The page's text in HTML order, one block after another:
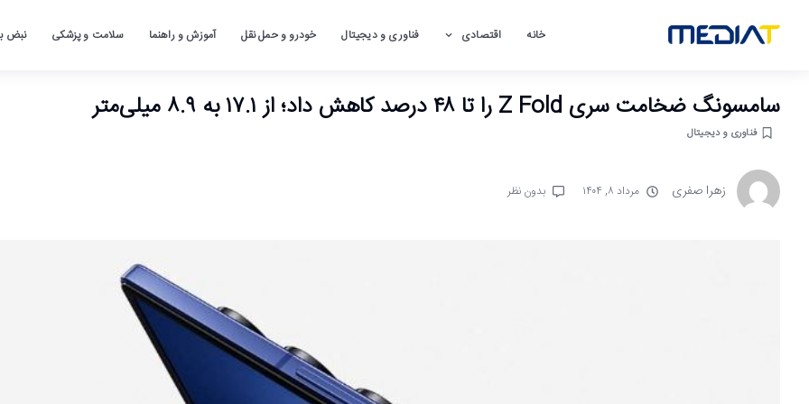
خانه اقتصادی فناوری و دیجیتال خودرو و حمل نقل آموزش و راهنما سلامت و پزشکی نبض
سامسونگ ضخامت سری Z Fold را تا ۴۸ درصد کاهش داد؛ از ۱۷.۱ به ۸.۹ میلی‌متر
فناوری و دیجیتال
زهرا صفری مرداد ۸, ۱۴۰۴ بدون نظر